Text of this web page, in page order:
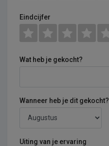
Eindcijfer
Wat heb je gekocht?
Wanneer heb je dit gekocht?
Uiting van je ervaring